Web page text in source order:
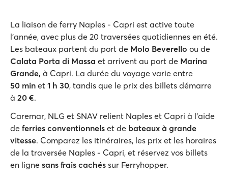
La liaison de ferry Naples - Capri est active toute
l'année, avec plus de 20 traversées quotidiennes en été.
Les bateaux partent du port de Molo Beverello ou de
Calata Porta di Massa et arrivent au port de Marina
Grande, à Capri. La durée du voyage varie entre
50 min et 1 h 30, tandis que le prix des billets démarre
à 20 €.
Caremar, NLG et SNAV relient Naples et Capri à l'aide
de ferries conventionnels et de bateaux à grande
vitesse. Comparez les itinéraires, les prix et les horaires
de la traversée Naples - Capri, et réservez vos billets
en ligne sans frais cachés sur Ferryhopper.